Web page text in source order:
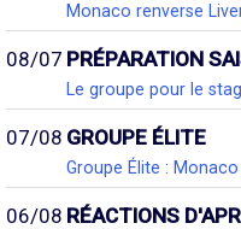
Monaco renverse
08/07 PRÉPARATION
Le groupe pour le
07/08 GROUPE ÉLITE
Groupe Élite :
06/08 RÉACTIONS